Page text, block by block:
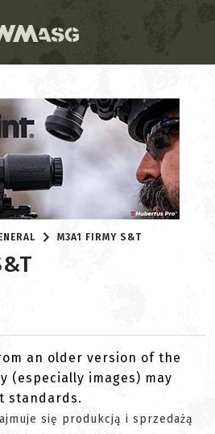
M3A1 FIRMY S&T
an older version of the
(especially images) may
standards.
się produkcją i sprzedażą